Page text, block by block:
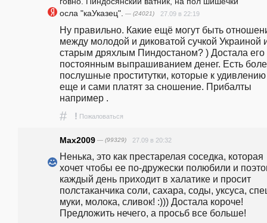
осла "каУказец".
— (24021) 27.09 в 22:19
Ну правильно. Какие ещё могут быть
между молодой и диковатой сучкой Украиной
старым дряхлым Пиндостаном? ) Достала его
постоянным выпрашиванием денег. Есть
послушные проститутки, которые к удивлению
еще и сами платят за сношение. Прибалты
например .
# ! Пожаловаться
Max2009 — (99329) 27.09 в 20:32
Ненька, это как престарелая соседка, которая
хочет чтобы ее по-дружески полюбили и
каждый день приходит в халатике и просит
полстаканчика соли, сахара, соды, уксуса,
муки, молока, сливок! :))) Достала короче!
Предложить нечего, а просьб все больше!